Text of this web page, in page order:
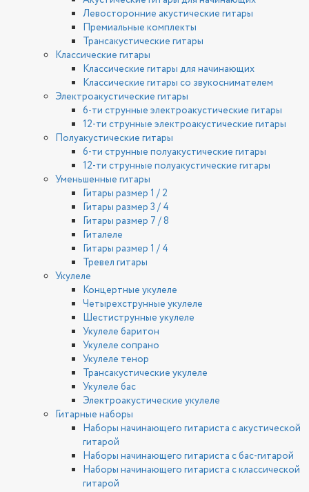
Левосторонние акустические гитары
Премиальные комплекты
Трансакустические гитары
Классические гитары
Классические гитары для начинающих
Классические гитары со звукоснимателем
Электроакустические гитары
6-ти струнные электроакустические гитары
12-ти струнные электроакустические гитары
Полуакустические гитары
6-ти струнные полуакустические гитары
12-ти струнные полуакустические гитары
Уменьшенные гитары
Гитары размер 1 / 2
Гитары размер 3 / 4
Гитары размер 7 / 8
Гиталеле
Гитары размер 1 / 4
Тревел гитары
Укулеле
Концертные укулеле
Четырехструнные укулеле
Шестиструнные укулеле
Укулеле баритон
Укулеле сопрано
Укулеле тенор
Трансакустические укулеле
Укулеле бас
Электроакустические укулеле
Гитарные наборы
Наборы начинающего гитариста с акустической
гитарой
Наборы начинающего гитариста с бас-гитарой
Наборы начинающего гитариста с классической
гитарой